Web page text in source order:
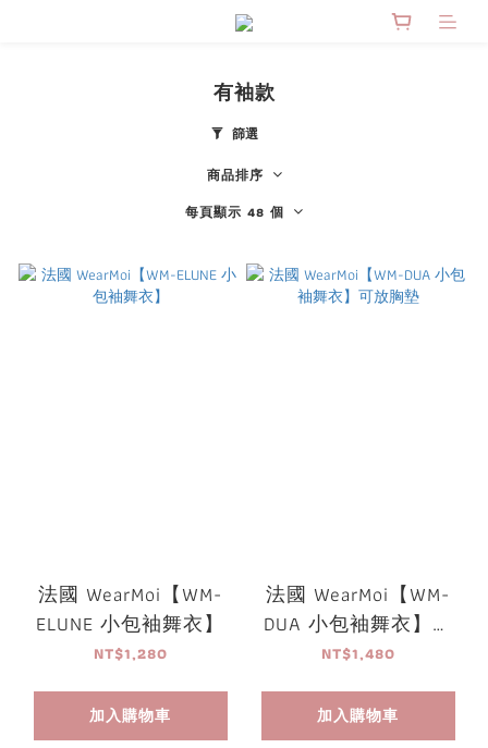
有袖款
篩選
商品排序
每頁顯示 48 個
法國 WearMoi【WM-
ELUNE 小包袖舞衣】
NT$1,280
加入購物車
法國 WearMoi【WM-
DUA 小包袖舞衣】可
放胸墊
NT$1,480
加入購物車